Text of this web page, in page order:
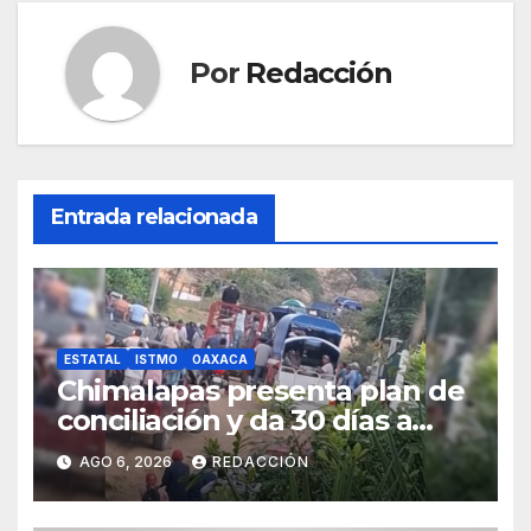
Por Redacción
Entrada relacionada
ESTATAL ISTMO OAXACA
Chimalapas presenta plan de
conciliación y da 30 días a
ejidos chiapanecos para
definir situación territorial
AGO 6, 2026 REDACCIÓN